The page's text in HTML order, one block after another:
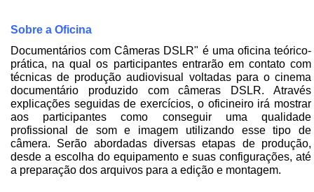
Sobre a Oficina
Documentários com Câmeras DSLR" é uma oficina teórico-
prática, na qual os participantes entrarão em contato com
técnicas de produção audiovisual voltadas para o cinema
documentário produzido com câmeras DSLR. Através
explicações seguidas de exercícios, o oficineiro irá mostrar
aos participantes como conseguir uma qualidade
profissional de som e imagem utilizando esse tipo de
câmera. Serão abordadas diversas etapas de produção,
desde a escolha do equipamento e suas configurações, até
a preparação dos arquivos para a edição e montagem.